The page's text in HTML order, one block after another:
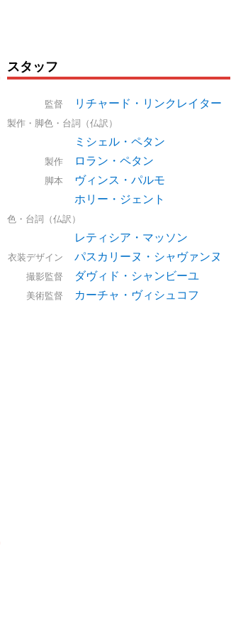
スタッフ
監督 リチャード・リンクレイター
製作・脚色・台詞（仏訳）
ミシェル・ペタン
製作 ロラン・ペタン
脚本
ヴィンス・パルモ
ホリー・ジェント
色・台詞（仏訳）
レティシア・マッソン
衣装デザイン パスカリーヌ・シャヴァンヌ
撮影監督 ダヴィド・シャンビーユ
美術監督 カーチャ・ヴィシュコフ